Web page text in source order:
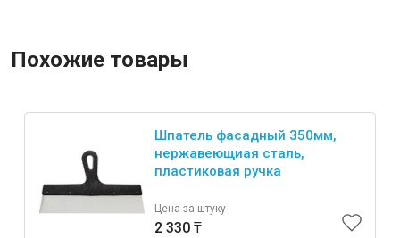
Похожие товары
Шпатель фасадный 350мм,
нержавеющиая сталь,
пластиковая ручка
Цена за штуку
2 330 ₸
Оборудование для клининга и уборки